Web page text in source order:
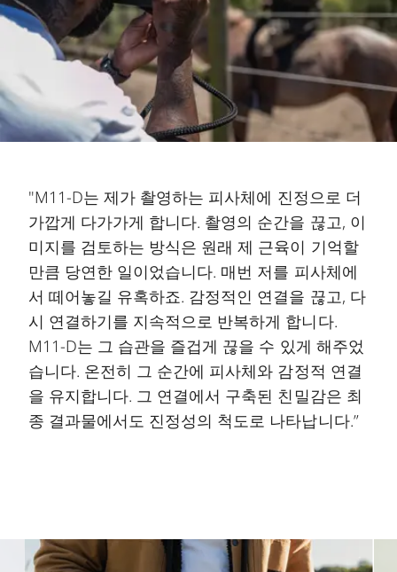
"M11-D는 제가 촬영하는 피사체에 진정으로 더
가깝게 다가가게 합니다. 촬영의 순간을 끊고, 이
미지를 검토하는 방식은 원래 제 근육이 기억할
만큼 당연한 일이었습니다. 매번 저를 피사체에
서 떼어놓길 유혹하죠. 감정적인 연결을 끊고, 다
시 연결하기를 지속적으로 반복하게 합니다.
M11-D는 그 습관을 즐겁게 끊을 수 있게 해주었
습니다. 온전히 그 순간에 피사체와 감정적 연결
을 유지합니다. 그 연결에서 구축된 친밀감은 최
종 결과물에서도 진정성의 척도로 나타납니다.”